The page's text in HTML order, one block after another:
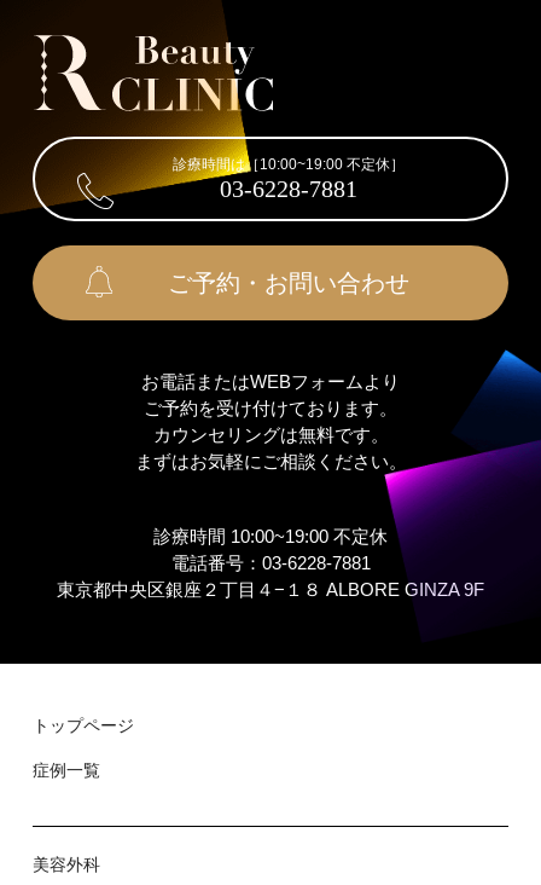
診療時間は［10:00~19:00 不定休］
03-6228-7881
ご予約・お問い合わせ
お電話またはWEBフォームより
ご予約を受け付けております。
カウンセリングは無料です。
まずはお気軽にご相談ください。
診療時間 10:00~19:00 不定休
電話番号：03-6228-7881
東京都中央区銀座２丁⽬４−１８ ALBORE GINZA 9F
トップページ
症例⼀覧
美容外科